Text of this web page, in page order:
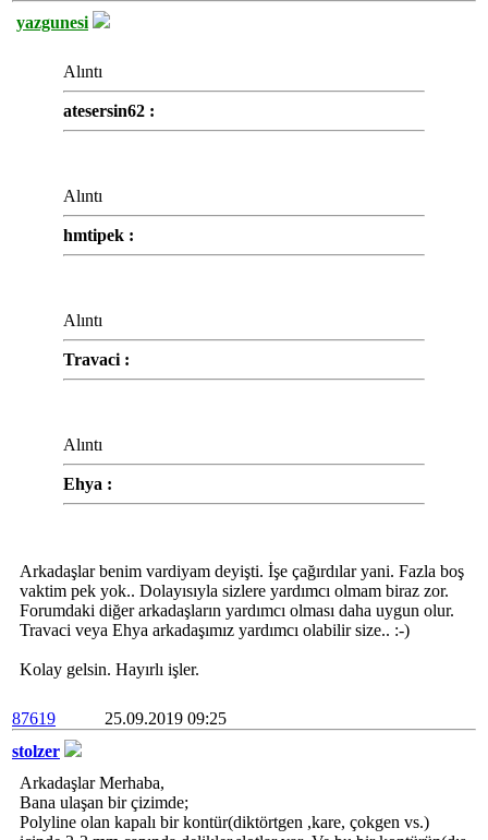
yazgunesi
Alıntı
atesersin62 :
Alıntı
hmtipek :
Alıntı
Travaci :
Alıntı
Ehya :
Arkadaşlar benim vardiyam deyişti. İşe çağırdılar yani. Fazla boş
vaktim pek yok.. Dolayısıyla sizlere yardımcı olmam biraz zor.
Forumdaki diğer arkadaşların yardımcı olması daha uygun olur.
Travaci veya Ehya arkadaşımız yardımcı olabilir size.. :-)
Kolay gelsin. Hayırlı işler.
87619
25.09.2019 09:25
stolzer
Arkadaşlar Merhaba,
Bana ulaşan bir çizimde;
Polyline olan kapalı bir kontür(diktörtgen ,kare, çokgen vs.)